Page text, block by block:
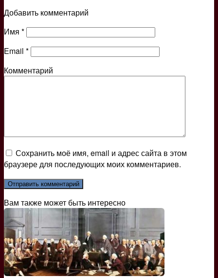
Добавить комментарий
Имя *
Email *
Комментарий
Сохранить моё имя, email и адрес сайта в этом
браузере для последующих моих комментариев.
Вам также может быть интересно